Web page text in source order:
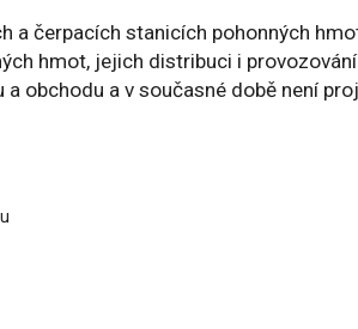
a čerpacích stanicích pohonných
hmot, jejich distribuci i
obchodu a v současné době není